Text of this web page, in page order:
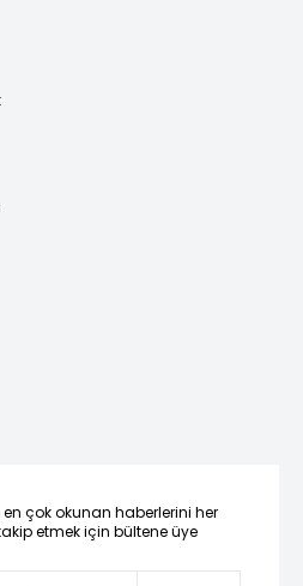
çok okunan haberlerini her
etmek için bültene üye